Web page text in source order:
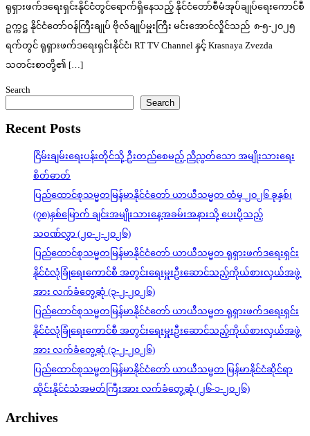
ရုရှားဖက်ဒရေးရှင်းနိုင်ငံတွင်ရောက်ရှိနေသည့် နိုင်ငံတော်စီမံအုပ်ချုပ်ရေးကောင်စီ
ဥက္ကဋ္ဌ နိုင်ငံတော်ဝန်ကြီးချုပ် ဗိုလ်ချုပ်မှူးကြီး မင်းအောင်လှိုင်သည် ၈-၅-၂၀၂၅
ရက်တွင် ရုရှားဖက်ဒရေးရှင်းနိုင်ငံ၊ RT TV Channel နှင့် Krasnaya Zvezda
သတင်းစာတို့၏ […]
Search
Search
Recent Posts
ငြိမ်းချမ်းရေးပန်းတိုင်သို့ ဦးတည်စေမည့် ညီညွတ်သော အမျိုးသားရေး
စိတ်ဓာတ်
ပြည်ထောင်စုသမ္မတမြန်မာနိုင်ငံတော် ယာယီသမ္မတ ထံမှ ၂၀၂၆ ခုနှစ်၊
(၇၈)နှစ်မြောက် ချင်းအမျိုးသားနေ့အခမ်းအနားသို့ ပေးပို့သည့်
သဝဏ်လွှာ (၂၀-၂-၂၀၂၆)
ပြည်ထောင်စုသမ္မတမြန်မာနိုင်ငံတော် ယာယီသမ္မတ ရုရှားဖက်ဒရေးရှင်း
နိုင်ငံလုံခြုံရေးကောင်စီ အတွင်းရေးမှူးဦးဆောင်သည့်ကိုယ်စားလှယ်အဖွဲ့
အား လက်ခံတွေ့ဆုံ (၃-၂-၂၀၂၆)
ပြည်ထောင်စုသမ္မတမြန်မာနိုင်ငံတော် ယာယီသမ္မတ ရုရှားဖက်ဒရေးရှင်း
နိုင်ငံလုံခြုံရေးကောင်စီ အတွင်းရေးမှူးဦးဆောင်သည့်ကိုယ်စားလှယ်အဖွဲ့
အား လက်ခံတွေ့ဆုံ (၃-၂-၂၀၂၆)
ပြည်ထောင်စုသမ္မတမြန်မာနိုင်ငံတော် ယာယီသမ္မတ မြန်မာနိုင်ငံဆိုင်ရာ
ထိုင်းနိုင်ငံသံအမတ်ကြီးအား လက်ခံတွေ့ဆုံ (၂၆-၁-၂၀၂၆)
Archives